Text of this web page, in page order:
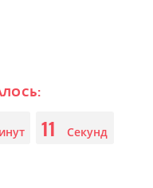
11 Секунд